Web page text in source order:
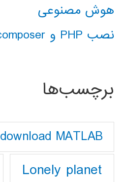
هوش مصنوعی
نصب PHP و composer در ویندوز 10
برچسب‌ها
download MATLAB
Lonely planet